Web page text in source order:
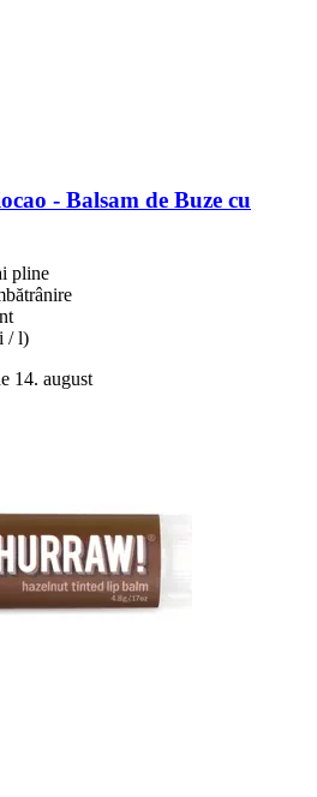
-​ Balsam de Buze cu
pline
/ l)
14. august